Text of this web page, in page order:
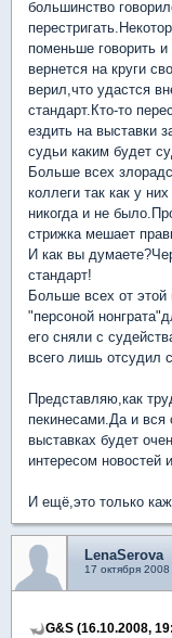
большинство
поменьше говорить и
вернется на круги
верил,что удастся
стандарт.Кто-то
ездить на выставки
судьи каким будет
Больше всех
коллеги так как у
никогда и не
стрижка мешает
И как вы
стандарт!
Больше всех от этой
"персоной
его сняли с
всего лишь отсудил
Представляю,как
пекинесами.Да и вся
выставках будет
интересом
И ещё,это только
LenaSerova
17 октября
G&S (16.10.2008,